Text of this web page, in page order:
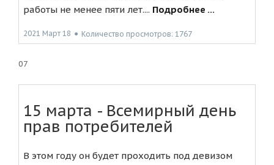
работы не менее пяти лет.... Подробнее ...
2021 Март 18 ● Количество просмотров: 1767
07
15 марта - Всемирный день
прав потребителей
В этом году он будет проходить под девизом